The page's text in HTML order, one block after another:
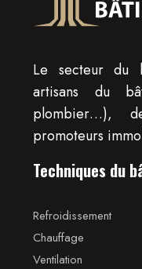
Le secteur du
artisans du
plombier…),
promoteurs
Techniques du
Refroidissement
Chauffage
Ventilation